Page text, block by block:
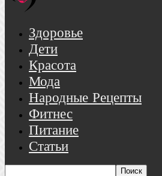
Здоровье
Дети
Красота
Мода
Народные Рецепты
Фитнес
Питание
Статьи